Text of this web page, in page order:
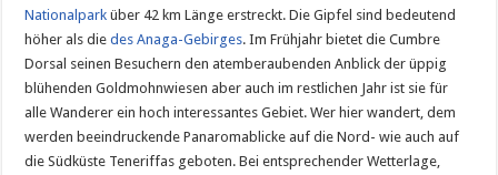
Nationalpark über 42 km Länge erstreckt. Die Gipfel sind bedeutend
höher als diedes Anaga-Gebirges. Im Frühjahr bietet die Cumbre
Dorsal seinen Besuchern den atemberaubenden Anblick der üppig
blühenden Goldmohnwiesen aber auch im restlichen Jahr ist sie für
alle Wanderer ein hoch interessantes Gebiet. Wer hier wandert, dem
werden beeindruckende Panaromablicke auf die Nord- wie auch auf
die Südküste Teneriffas geboten. Bei entsprechender Wetterlage,